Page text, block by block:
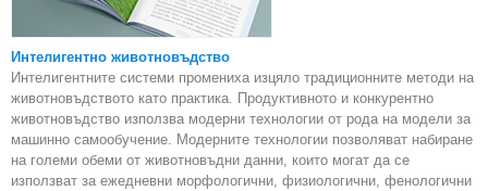
Интелигентно животновъдство
Интелигентните системи промениха изцяло традиционните методи на
животновъдството като практика. Продуктивното и конкурентно
животновъдство използва модерни технологии от рода на модели за
машинно самообучение. Модерните технологии позволяват набиране
на големи обеми от животновъдни данни, които могат да се
използват за ежедневни морфологични, физиологични, фенологични